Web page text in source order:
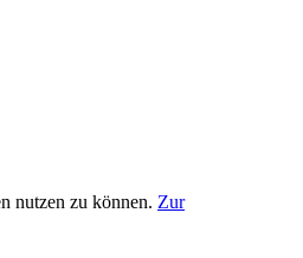
nutzen zu können. Zur